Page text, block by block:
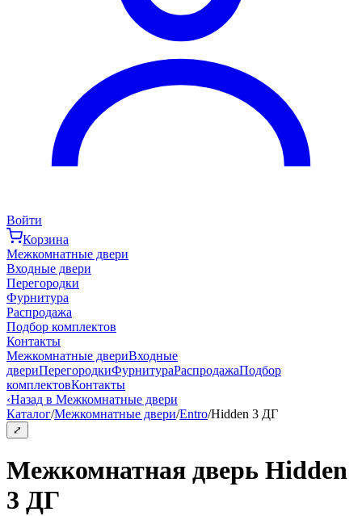
Войти
Корзина
Межкомнатные двери
Входные двери
Перегородки
Фурнитура
Распродажа
Подбор комплектов
Контакты
Межкомнатные двериВходные
двериПерегородкиФурнитураРаспродажаПодбор
комплектовКонтакты
‹Назад в Межкомнатные двери
Каталог/Межкомнатные двери/Entro/Hidden 3 ДГ
⤢
Межкомнатная дверь Hidden
3 ДГ